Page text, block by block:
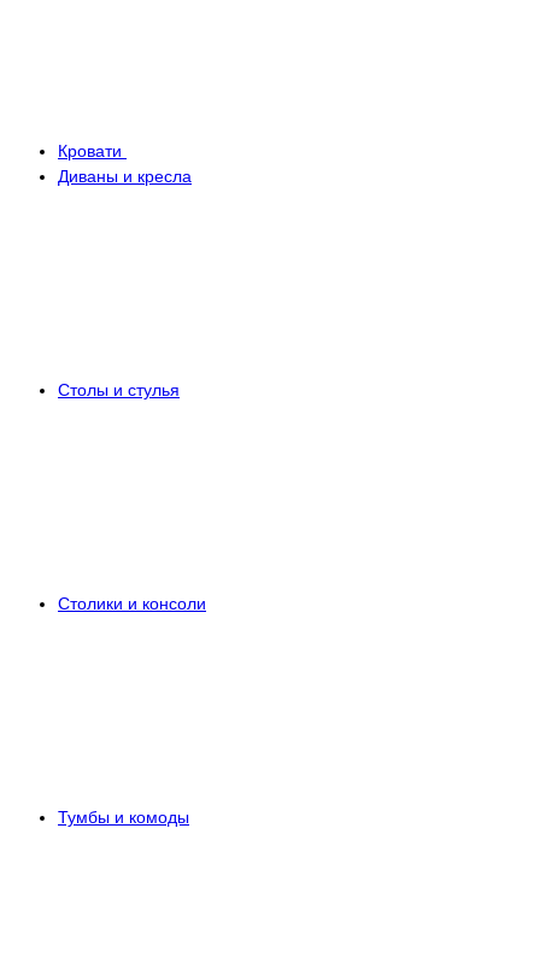
Кровати
Диваны и кресла
Столы и стулья
Столики и консоли
Тумбы и комоды